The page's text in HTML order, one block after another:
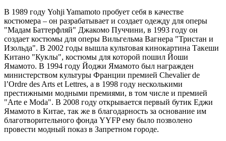
В 1989 году Yohji Yamamoto пробует себя в качестве
костюмера – он разрабатывает и создает одежду для оперы
"Мадам Баттерфляй" Джакомо Пуччини, в 1993 году он
создает костюмы для оперы Вильгельма Вагнера "Тристан и
Изольда". В 2002 годы вышла культовая кинокартина Такеши
Китано "Куклы", костюмы для которой пошил Йоши
Ямамото. В 1994 году Йоджи Ямамото был награжден
министерством культуры Франции премией Chevalier de
l’Ordre des Arts et Lettres, а в 1998 году несколькими
престижными модными премиями, в том числе и премией
"Arte e Moda". В 2008 году открывается первый бутик Еджи
Ямамото в Китае, так же в благодарность за основание им
благотворительного фонда YYFP ему было позволено
провести модный показ в Запретном городе.